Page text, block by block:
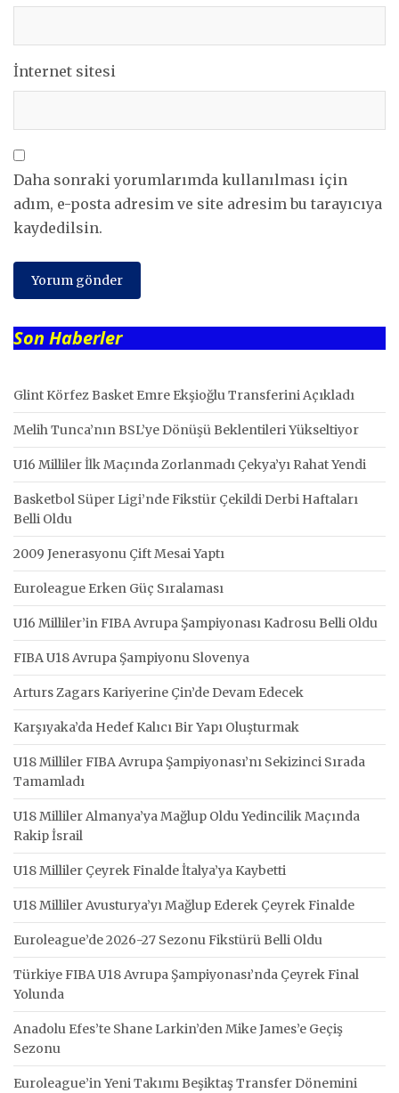
İnternet sitesi
Daha sonraki yorumlarımda kullanılması için
adım, e-posta adresim ve site adresim bu tarayıcıya
kaydedilsin.
Son Haberler
Glint Körfez Basket Emre Ekşioğlu Transferini Açıkladı
Melih Tunca’nın BSL’ye Dönüşü Beklentileri Yükseltiyor
U16 Milliler İlk Maçında Zorlanmadı Çekya’yı Rahat Yendi
Basketbol Süper Ligi’nde Fikstür Çekildi Derbi Haftaları
Belli Oldu
2009 Jenerasyonu Çift Mesai Yaptı
Euroleague Erken Güç Sıralaması
U16 Milliler’in FIBA Avrupa Şampiyonası Kadrosu Belli Oldu
FIBA U18 Avrupa Şampiyonu Slovenya
Arturs Zagars Kariyerine Çin’de Devam Edecek
Karşıyaka’da Hedef Kalıcı Bir Yapı Oluşturmak
U18 Milliler FIBA Avrupa Şampiyonası’nı Sekizinci Sırada
Tamamladı
U18 Milliler Almanya’ya Mağlup Oldu Yedincilik Maçında
Rakip İsrail
U18 Milliler Çeyrek Finalde İtalya’ya Kaybetti
U18 Milliler Avusturya’yı Mağlup Ederek Çeyrek Finalde
Euroleague’de 2026-27 Sezonu Fikstürü Belli Oldu
Türkiye FIBA U18 Avrupa Şampiyonası’nda Çeyrek Final
Yolunda
Anadolu Efes’te Shane Larkin’den Mike James’e Geçiş
Sezonu
Euroleague’in Yeni Takımı Beşiktaş Transfer Dönemini